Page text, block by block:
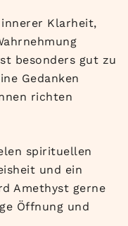
Klarheit,
besonders gut zu
Gedanken
richten
spirituellen
und ein
Amethyst gerne
Öffnung und